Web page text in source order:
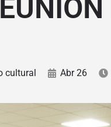
cultural Abr 26